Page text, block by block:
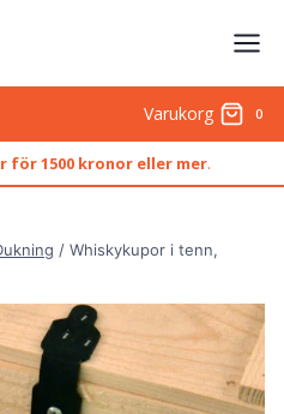
Varukorg 0
för 1500 kronor eller mer.
/ Whiskykupor i tenn,